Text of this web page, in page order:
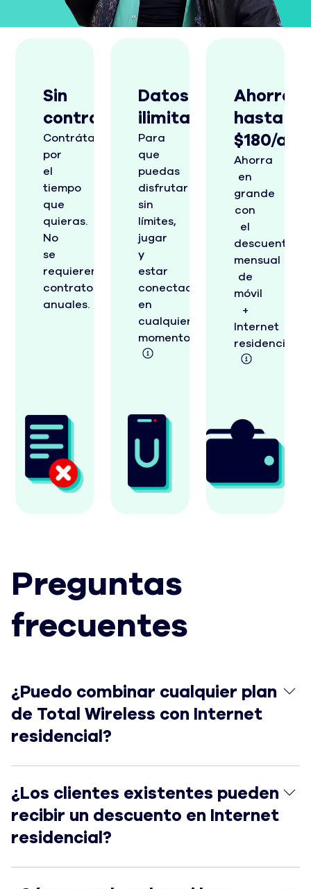
Sin
contratos
Contrátalo
por
el
tiempo
que
quieras.
No
se
requieren
contratos
anuales.
Datos
ilimitados
Para
que
puedas
disfrutar
sin
límites,
jugar
y
estar
conectado
en
cualquier
momento.
Total Wireless
Ahorra
hasta
$180/año
Ahorra
en
grande
con
el
descuento
mensual
de
móvil
+
Internet
residencial.
Preguntas
frecuentes
¿Puedo combinar cualquier plan
de Total Wireless con Internet
residencial?
¿Los clientes existentes pueden
recibir un descuento en Internet
residencial?